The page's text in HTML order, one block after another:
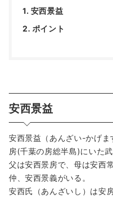
安西景益
ポイント
安西景益
安西景益（あんざい-かげ
房(千葉の房総半島)にいた武
父は安西景房で、母は安西
仲、安西景義がいる。
安西氏（あんざいし）は安